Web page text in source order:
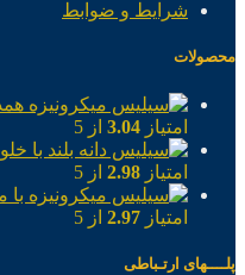
شرایط و ضوابط
محصولات
امتیاز 3.04 از 5
امتیاز 2.98 از 5
امتیاز 2.97 از 5
پلــــهای ارتـباطی